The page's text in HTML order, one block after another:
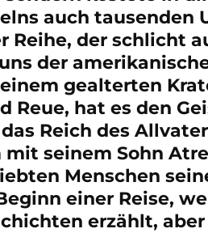
auch tausenden
Reihe, der schlicht
der
gealterten
Reue, hat es den
Reich des
seinem Sohn
Menschen
einer Reise,
erzählt,